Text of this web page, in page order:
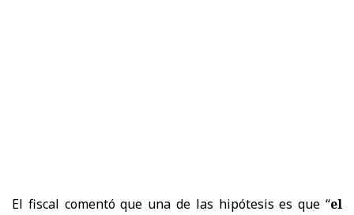
El fiscal comentó que una de las hipótesis es que “el